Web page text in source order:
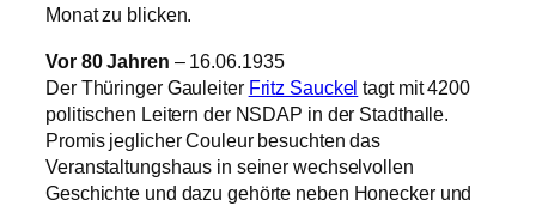
Monat zu blicken.
Vor 80 Jahren – 16.06.1935
Der Thüringer Gauleiter Fritz Sauckel tagt mit 4200
politischen Leitern der NSDAP in der Stadthalle.
Promis jeglicher Couleur besuchten das
Veranstaltungshaus in seiner wechselvollen
Geschichte und dazu gehörte neben Honecker und